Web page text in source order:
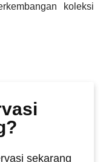
koleksi
sekarang